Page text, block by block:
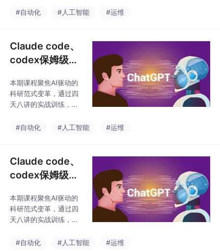
技能，最终形成可复用
udeCode等工具在科研
法论"的科研自动化体
系；Python+R双语言实
现文献计量与数据分
流程可迁移性。学员将
掌握从选题、文献分
析、实验设计到论文写
技能，最终形成可复用
#自动化 #人工智能 #运维
Claude code、
codex保姆级方
研自动化的工作
流
本期课程聚焦AI驱动的
科研范式变革，通过四
天八讲的实战训练，系
udeCode等工具在科研
法论"的科研自动化体
系；Python+R双语言实
现文献计量与数据分
流程可迁移性。学员将
掌握从选题、文献分
析、实验设计到论文写
技能，最终形成可复用
#自动化 #人工智能 #运维
Claude code、
codex保姆级方
研自动化的工作
流
本期课程聚焦AI驱动的
科研范式变革，通过四
天八讲的实战训练，系
udeCode等工具在科研
#自动化 #人工智能 #运维